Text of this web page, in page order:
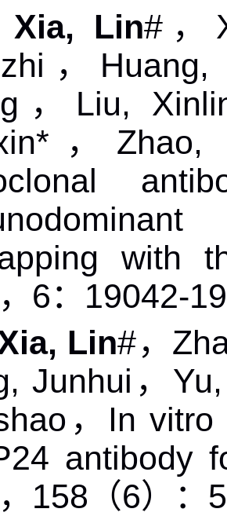
Xia, Lin#，
， Huang,
， Liu,
， Zhao,
with
， 6： 19042-
Lin#，
Junhui ，
， In vitro
antibody
， 158 （6）：